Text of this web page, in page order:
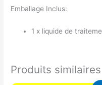
Emballage Inclus:
1 x liquide de
Produits similaires